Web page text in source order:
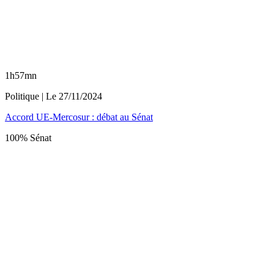
1h57mn
Politique | Le 27/11/2024
Accord UE-Mercosur : débat au Sénat
100% Sénat